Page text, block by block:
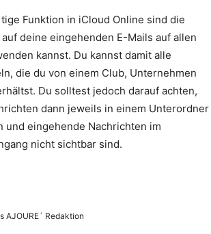
Funktion in iCloud Online sind die
auf deine eingehenden E-Mails auf allen
kannst. Du kannst damit alle
die du von einem Club, Unternehmen
Du solltest jedoch darauf achten,
dann jeweils in einem Unterordner
und eingehende Nachrichten im
nicht sichtbar sind.
AJOURE´ Redaktion